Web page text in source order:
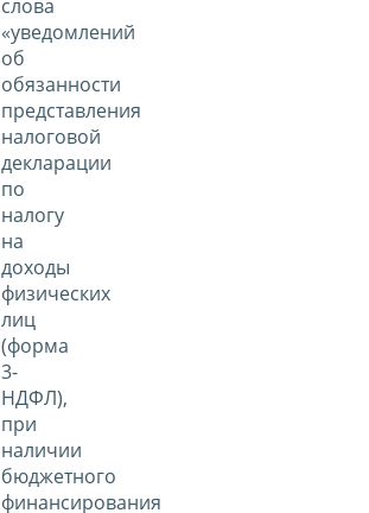
слова
«уведомлений
об
обязанности
представления
налоговой
декларации
по
налогу
на
доходы
физических
лиц
(форма
3-
НДФЛ),
при
наличии
бюджетного
финансирования